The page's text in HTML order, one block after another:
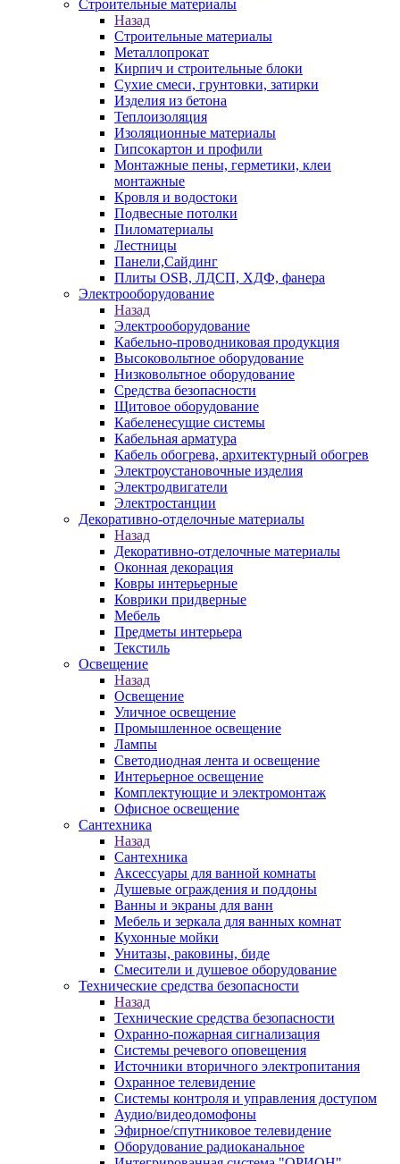
Строительные материалы
Назад
Строительные материалы
Металлопрокат
Кирпич и строительные блоки
Сухие смеси, грунтовки, затирки
Изделия из бетона
Теплоизоляция
Изоляционные материалы
Гипсокартон и профили
Монтажные пены, герметики, клеи
монтажные
Кровля и водостоки
Подвесные потолки
Пиломатериалы
Лестницы
Панели,Сайдинг
Плиты OSB, ЛДСП, ХДФ, фанера
Электрооборудование
Назад
Электрооборудование
Кабельно-проводниковая продукция
Высоковольтное оборудование
Низковольтное оборудование
Средства безопасности
Щитовое оборудование
Кабеленесущие системы
Кабельная арматура
Кабель обогрева, архитектурный обогрев
Электроустановочные изделия
Электродвигатели
Электростанции
Декоративно-отделочные материалы
Назад
Декоративно-отделочные материалы
Оконная декорация
Ковры интерьерные
Коврики придверные
Мебель
Предметы интерьера
Текстиль
Освещение
Назад
Освещение
Уличное освещение
Промышленное освещение
Лампы
Светодиодная лента и освещение
Интерьерное освещение
Комплектующие и электромонтаж
Офисное освещение
Сантехника
Назад
Сантехника
Аксессуары для ванной комнаты
Душевые ограждения и поддоны
Ванны и экраны для ванн
Мебель и зеркала для ванных комнат
Кухонные мойки
Унитазы, раковины, биде
Смесители и душевое оборудование
Технические средства безопасности
Назад
Технические средства безопасности
Охранно-пожарная сигнализация
Системы речевого оповещения
Источники вторичного электропитания
Охранное телевидение
Системы контроля и управления доступом
Аудио/видеодомофоны
Эфирное/спутниковое телевидение
Оборудование радиоканальное